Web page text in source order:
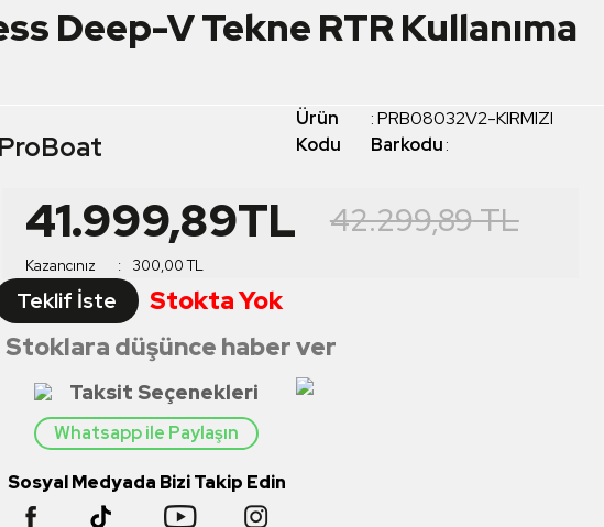
Deep-V Tekne RTR Kullanıma
ProBoat
Ürün
Kodu
:PRB08032V2-KIRMIZI
Barkodu:
41.999,89TL 42.299,89TL
Kazancınız : 300,00TL
Teklif İste
Stokta Yok
Stoklara düşünce haber ver
Taksit Seçenekleri
Whatsapp ile Paylaşın
Sosyal Medyada Bizi Takip Edin